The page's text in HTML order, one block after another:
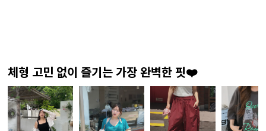
체형 고민 없이 즐기는 가장 완벽한 핏❤️